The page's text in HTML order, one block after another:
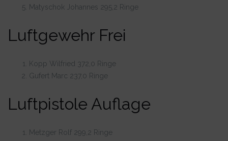
Matyschok Johannes 295,2 Ringe
Luftgewehr Frei
Kopp Wilfried 372,0 Ringe
Gufert Marc 237,0 Ringe
Luftpistole Auflage
Metzger Rolf 299,2 Ringe